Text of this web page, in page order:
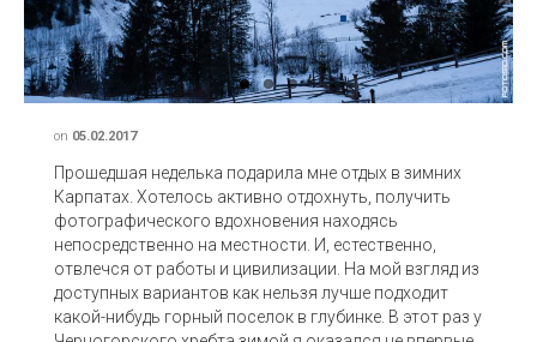
on 05.02.2017
Прошедшая неделька подарила мне отдых в зимних
Карпатах. Хотелось активно отдохнуть, получить
фотографического вдохновения находясь
непосредственно на местности. И, естественно,
отвлечся от работы и цивилизации. На мой взгляд из
доступных вариантов как нельзя лучше подходит
какой-нибудь горный поселок в глубинке. В этот раз у